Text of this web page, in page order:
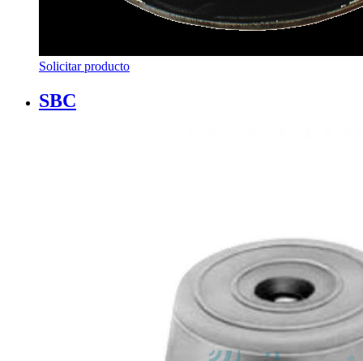
Solicitar producto
SBC